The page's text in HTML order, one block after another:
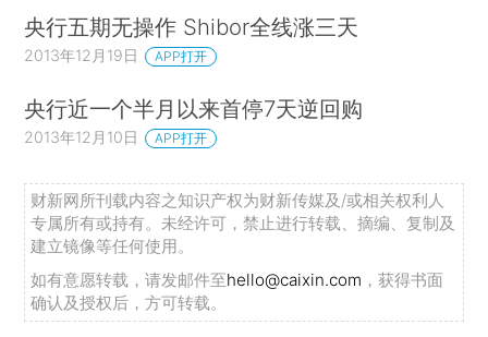
央行五期无操作 Shibor全线涨三天
2013年12月19日 APP打开
央行近一个半月以来首停7天逆回购
2013年12月10日 APP打开
财新网所刊载内容之知识产权为财新传媒及/或相关权利人
专属所有或持有。未经许可，禁止进行转载、摘编、复制及
建立镜像等任何使用。
如有意愿转载，请发邮件至hello@caixin.com ，获得书面
确认及授权后，方可转载。